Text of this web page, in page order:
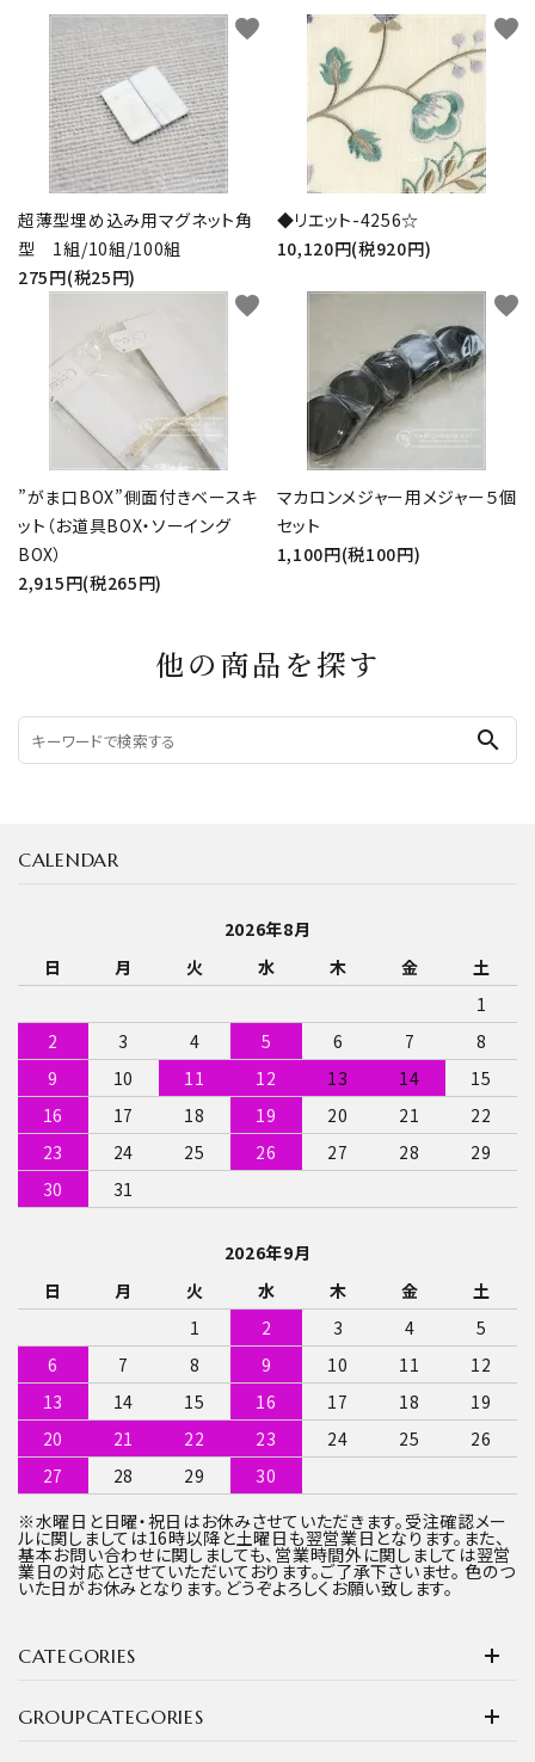
超薄型埋め込み用マグネット角
型 1組/10組/100組
275円(税25円)
favorite
◆リエット-4256☆
10,120円(税920円)
favorite
”がま口BOX”側面付きベースキ
ット（お道具BOX・ソーイング
BOX）
2,915円(税265円)
favorite
マカロンメジャー用メジャー５個
セット
1,100円(税100円)
favorite
他の商品を探す
search
CATEGORIES
GROUPCATEGORIES
CALENDAR
2026年8月
日
月 火 水 木 金
土
1
2
3 4 5 6 7
8
9
10 11 12 13 14
15
16
17 18 19 20 21
22
23
24 25 26 27 28
29
30
31
2026年9月
日
月 火 水 木 金
土
1
2 3 4
5
6
7 8 9 10 11
12
13
14 15 16 17 18
19
20
21 22 23 24 25
26
27
28 29
30
※水曜日と日曜・祝日はお休みさせていただきます。受注確認メー
ルに関しましては16時以降と土曜日も翌営業日となります。また、
基本お問い合わせに関しましても、営業時間外に関しましては翌営
業日の対応とさせていただいております。ご了承下さいませ。 色のつ
いた日がお休みとなります。どうぞよろしくお願い致します。